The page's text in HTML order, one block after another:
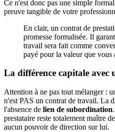
Ce n'est donc pas une simple
preuve tangible de votre
En clair, un contrat de
promesse formalisée. Il
travail sera fait comme
payé pour la valeur que vous
La différence capitale
Attention à ne pas tout mélanger :
n'est PAS un contrat de travail. La
l'absence de lien de subordination
prestataire reste totalement maître
aucun pouvoir de direction sur lui.